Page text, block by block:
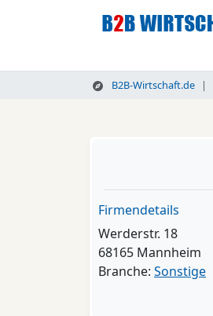
B2B-Wirtschaft.de
Firmendetails
Werderstr. 18
68165 Mannheim
Branche: Sonstige